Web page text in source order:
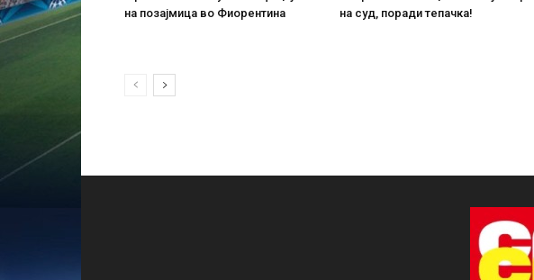
на позајмица во Фиорентина
на суд, поради тепачка!